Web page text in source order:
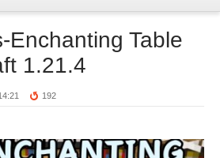
Enchanting Table
1.21.4
192